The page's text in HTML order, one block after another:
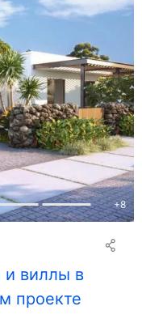
+8
и виллы в
проекте